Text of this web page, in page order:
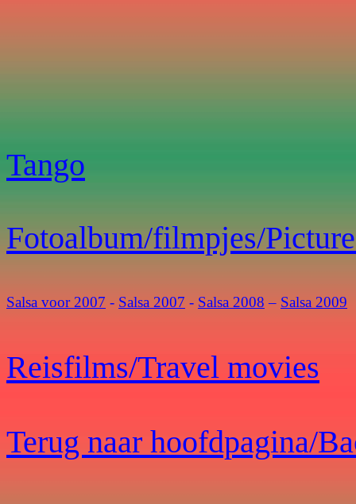
Tango
Fotoalbum/filmpjes/
Salsa voor 2007 - Salsa 2007 - Salsa 2008 – Salsa 2009
Reisfilms/Travel movies
Terug naar hoofdpagina/